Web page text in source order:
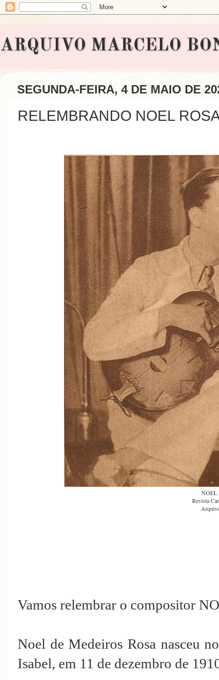
ARQUIVO MARCELO
SEGUNDA-FEIRA, 4 DE MAIO DE
RELEMBRANDO NOEL
NOEL
Revista
Vamos relembrar o compositor
Noel de Medeiros Rosa nasceu
Isabel, em 11 de dezembro de